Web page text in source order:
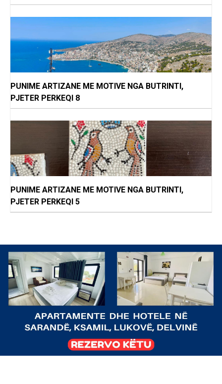
PUNIME ARTIZANE ME MOTIVE NGA BUTRINTI,
PJETER PERKEQI 8
PUNIME ARTIZANE ME MOTIVE NGA BUTRINTI,
PJETER PERKEQI 5